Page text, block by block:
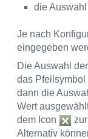
die Auswahl
Je nach
eingegeben
Die Auswahl
das Pfeilsymbol
dann die
Wert
dem Icon
Alternativ